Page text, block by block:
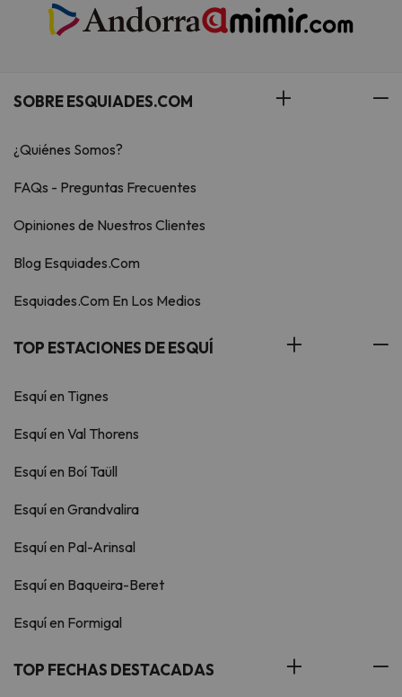
SOBRE ESQUIADES.COM
¿Quiénes Somos?
FAQs - Preguntas Frecuentes
Opiniones de Nuestros Clientes
Blog Esquiades.Com
Esquiades.Com En Los Medios
TOP ESTACIONES DE ESQUÍ
Esquí en Tignes
Esquí en Val Thorens
Esquí en Boí Taüll
Esquí en Grandvalira
Esquí en Pal-Arinsal
Esquí en Baqueira-Beret
Esquí en Formigal
TOP FECHAS DESTACADAS